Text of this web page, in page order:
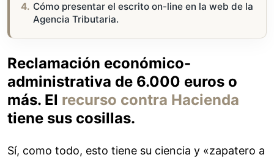
Cómo presentar el escrito on-line en la web de la
Agencia Tributaria.
Reclamación económico-
administrativa de 6.000 euros o
más. El recurso contra Hacienda
tiene sus cosillas.
Sí, como todo, esto tiene su ciencia y «zapatero a